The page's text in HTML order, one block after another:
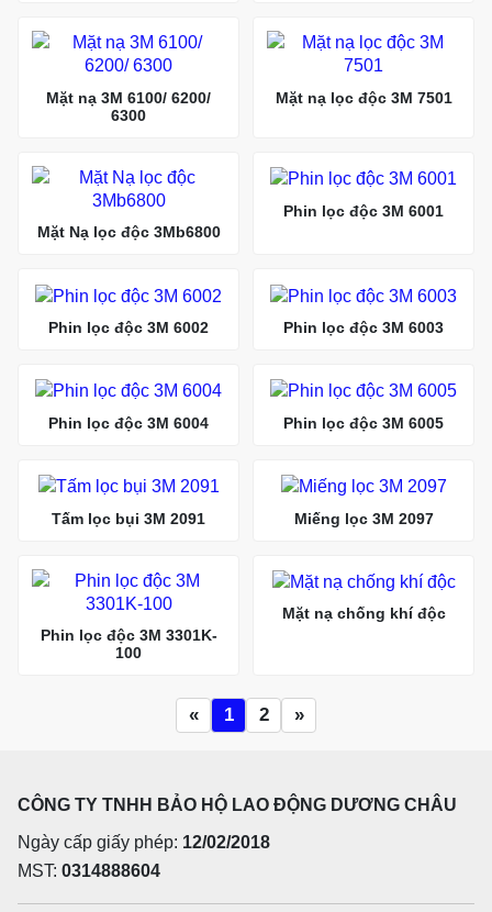
Mặt nạ 3M 6100/ 6200/
6300
Mặt nạ lọc độc 3M 7501
Mặt Nạ lọc độc 3Mb6800
Phin lọc độc 3M 6001
Phin lọc độc 3M 6002 Phin lọc độc 3M 6003
Phin lọc độc 3M 6004 Phin lọc độc 3M 6005
Tấm lọc bụi 3M 2091 Miếng lọc 3M 2097
Phin lọc độc 3M 3301K-
100
Mặt nạ chống khí độc
« 1 2 »
CÔNG TY TNHH BẢO HỘ LAO ĐỘNG DƯƠNG CHÂU
Ngày cấp giấy phép: 12/02/2018
MST: 0314888604